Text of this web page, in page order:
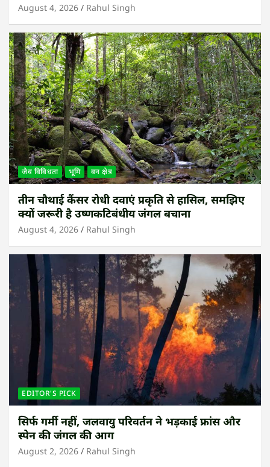
August 4, 2026 Rahul Singh
जैव विविधता भूमि वन क्षेत्र
तीन चौथाई कैंसर रोधी दवाएं प्रकृति से हासिल, समझिए
क्यों जरूरी है उष्णकटिबंधीय जंगल बचाना
August 4, 2026 Rahul Singh
EDITOR'S PICK
सिर्फ गर्मी नहीं, जलवायु परिवर्तन ने भड़काई फ्रांस और
स्पेन की जंगल की आग
August 2, 2026 Rahul Singh